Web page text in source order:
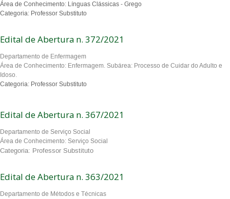
Área de Conhecimento: Línguas Clássicas - Grego
Categoria: Professor Substituto
Edital de Abertura n. 372/2021
Departamento de Enfermagem
Área de Conhecimento: Enfermagem. Subárea: Processo de Cuidar do Adulto e
Idoso.
Categoria: Professor Substituto
Edital de Abertura n. 367/2021
Departamento de Serviço Social
Área de Conhecimento: Serviço Social
Categoria: Professor Substituto
Edital de Abertura n. 363/2021
Departamento de Métodos e Técnicas